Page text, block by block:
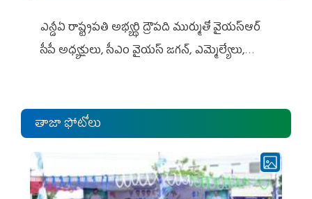
ఎన్డీఏ రాష్ట్ర‌ప‌తి అభ్య‌ర్థి ద్రౌప‌ది ముర్ముతో వైయ‌స్ఆర్
సీపీ అధ్య‌క్షులు, సీఎం వైయ‌స్ జ‌గ‌న్, ఎమ్మెల్యేలు,
తాజా ఫోటోలు